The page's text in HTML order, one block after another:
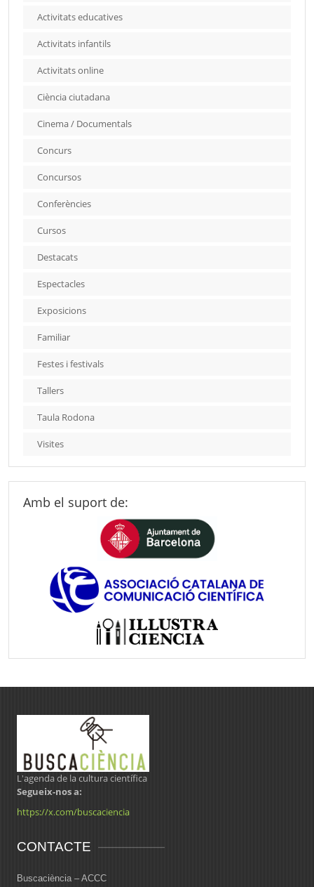
Activitats educatives
Activitats infantils
Activitats online
Ciència ciutadana
Cinema / Documentals
Concurs
Concursos
Conferències
Cursos
Destacats
Espectacles
Exposicions
Familiar
Festes i festivals
Tallers
Taula Rodona
Visites
Amb el suport de:
L'agenda de la cultura científica
Segueix-nos a:
https://x.com/buscaciencia
CONTACTE
Buscaciència – ACCC